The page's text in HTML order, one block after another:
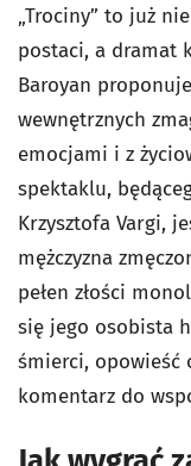
„Trociny” to już
postaci, a dramat
Baroyan
wewnętrznych
emocjami i z
spektaklu,
Krzysztofa Vargi,
mężczyzna
pełen złości
się jego osobista
śmierci, opowieść
komentarz do